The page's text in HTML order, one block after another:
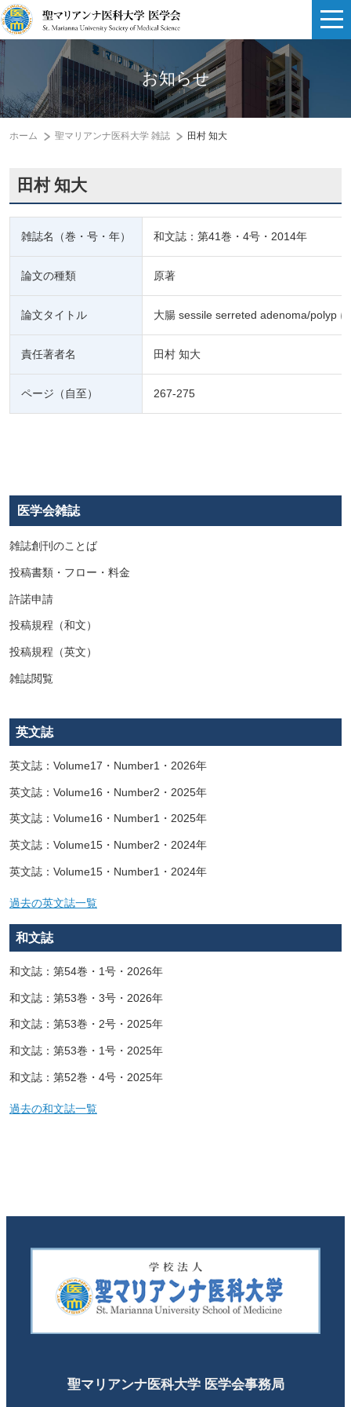
お知らせ
ホーム 聖マリアンナ医科大学 雑誌 田村 知大
田村 知大
雑誌名（巻・号・年） 和文誌：第41巻・4号・2014年
論文の種類 原著
論文タイトル 大腸 sessile serreted adenoma/polyp
責任著者名 田村 知大
ページ（自至） 267-275
医学会雑誌
雑誌創刊のことば
投稿書類・フロー・料金
許諾申請
投稿規程（和文）
投稿規程（英文）
雑誌閲覧
英文誌
英文誌：Volume17・Number1・2026年
英文誌：Volume16・Number2・2025年
英文誌：Volume16・Number1・2025年
英文誌：Volume15・Number2・2024年
英文誌：Volume15・Number1・2024年
過去の英文誌一覧
和文誌
和文誌：第54巻・1号・2026年
和文誌：第53巻・3号・2026年
和文誌：第53巻・2号・2025年
和文誌：第53巻・1号・2025年
和文誌：第52巻・4号・2025年
過去の和文誌一覧
聖マリアンナ医科大学 医学会事務局